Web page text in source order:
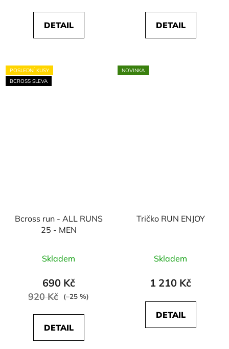
DETAIL DETAIL
POSLEDNÍ KUSY
BCROSS SLEVA
Bcross run - ALL RUNS
25 - MEN
Skladem
690 Kč
920 Kč (–25 %)
DETAIL
NOVINKA
Tričko RUN ENJOY
Skladem
1 210 Kč
DETAIL